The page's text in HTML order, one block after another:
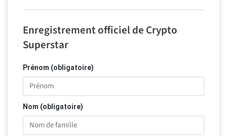
Enregistrement officiel de Crypto
Superstar
Prénom (obligatoire)
Nom (obligatoire)